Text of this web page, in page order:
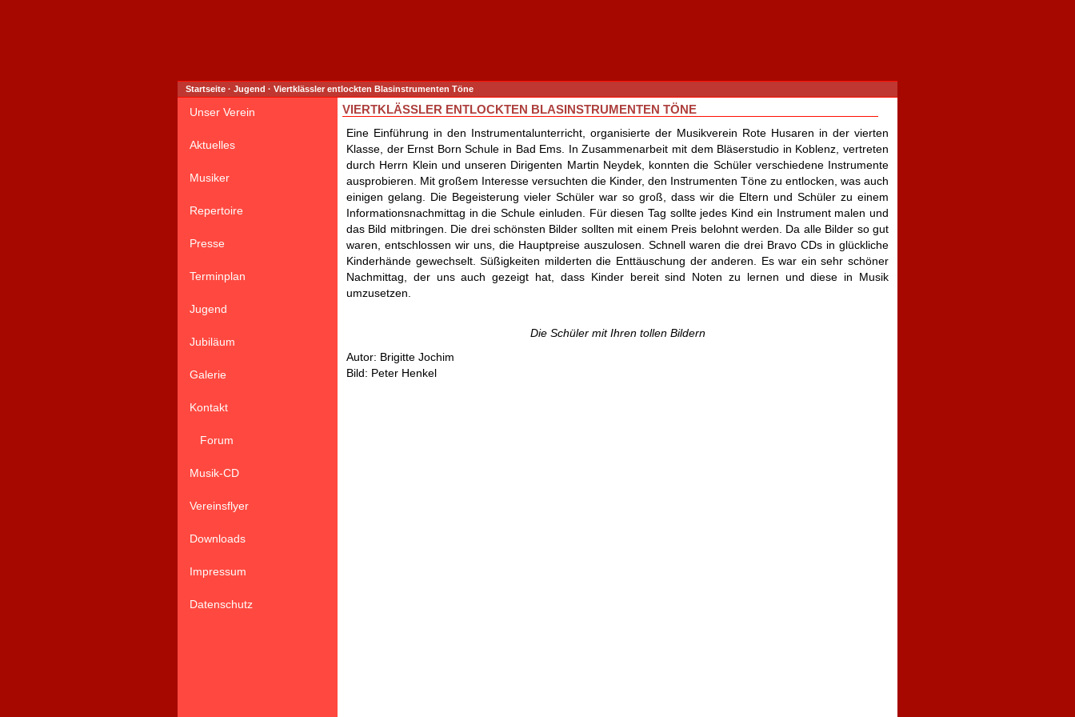
Startseite · Jugend · Viertklässler entlockten Blasinstrumenten Töne
Unser Verein
Aktuelles
Musiker
Repertoire
Presse
Terminplan
Jugend
Jubiläum
Galerie
Kontakt
Forum
Musik-CD
Vereinsflyer
Downloads
Impressum
Datenschutz
VIERTKLÄSSLER ENTLOCKTEN BLASINSTRUMENTEN TÖNE
Eine Einführung in den Instrumentalunterricht, organisierte der Musikverein Rote Husaren in der vierten
Klasse, der Ernst Born Schule in Bad Ems. In Zusammenarbeit mit dem Bläserstudio in Koblenz, vertreten
durch Herrn Klein und unseren Dirigenten Martin Neydek, konnten die Schüler verschiedene Instrumente
ausprobieren. Mit großem Interesse versuchten die Kinder, den Instrumenten Töne zu entlocken, was auch
einigen gelang. Die Begeisterung vieler Schüler war so groß, dass wir die Eltern und Schüler zu einem
Informationsnachmittag in die Schule einluden. Für diesen Tag sollte jedes Kind ein Instrument malen und
das Bild mitbringen. Die drei schönsten Bilder sollten mit einem Preis belohnt werden. Da alle Bilder so gut
waren, entschlossen wir uns, die Hauptpreise auszulosen. Schnell waren die drei Bravo CDs in glückliche
Kinderhände gewechselt. Süßigkeiten milderten die Enttäuschung der anderen. Es war ein sehr schöner
Nachmittag, der uns auch gezeigt hat, dass Kinder bereit sind Noten zu lernen und diese in Musik
umzusetzen.
Die Schüler mit Ihren tollen Bildern
Autor: Brigitte Jochim
Bild: Peter Henkel